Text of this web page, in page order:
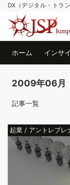
DX（デジタル・トラ
ホーム インサ
2009年06月
記事一覧
起業 / アントレプレ